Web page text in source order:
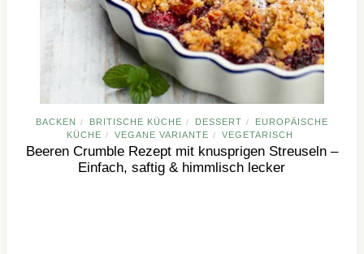
BACKEN / BRITISCHE KÜCHE / DESSERT /
EUROPÄISCHE
KÜCHE / VEGANE VARIANTE / VEGETARISCH
Beeren Crumble Rezept mit knusprigen Streuseln –
Einfach, saftig & himmlisch lecker